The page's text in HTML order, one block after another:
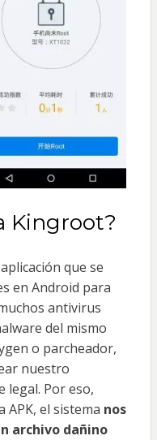
Kingroot?
que se
en Android para
antivirus
del mismo
o parcheador,
nuestro
legal. Por eso,
el sistema nos
archivo dañino